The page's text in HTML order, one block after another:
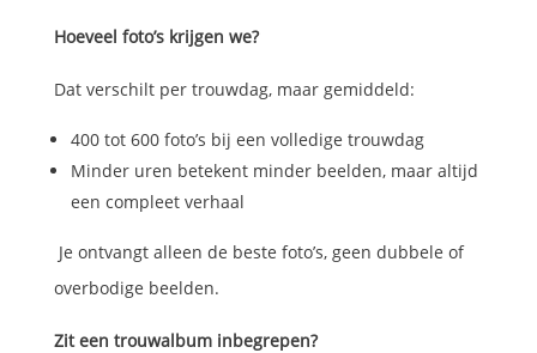
Hoeveel foto’s krijgen we?
Dat verschilt per trouwdag, maar gemiddeld:
400 tot 600 foto’s bij een volledige trouwdag
Minder uren betekent minder beelden, maar altijd
een compleet verhaal
Je ontvangt alleen de beste foto’s, geen dubbele of
overbodige beelden.
Zit een trouwalbum inbegrepen?